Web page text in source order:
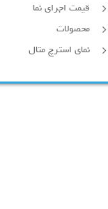
قیمت اجرای نما
محصولات
نمای استرچ متال